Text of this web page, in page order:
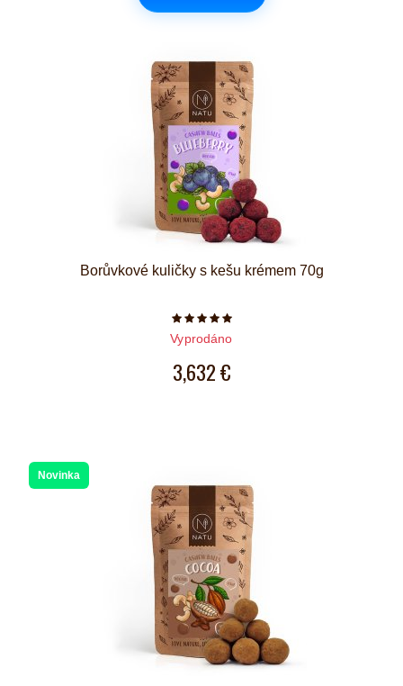
Borůvkové kuličky s kešu krémem 70g
Počet hvězdiček je 5 z 5
Vyprodáno
3,632 €
Novinka